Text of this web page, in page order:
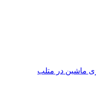
ماشین در متلب